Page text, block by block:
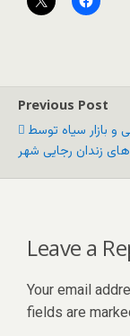
Previous Post
و بازار سیاه توسط
زندان رجایی شهر
Leave a
Your email
fields are